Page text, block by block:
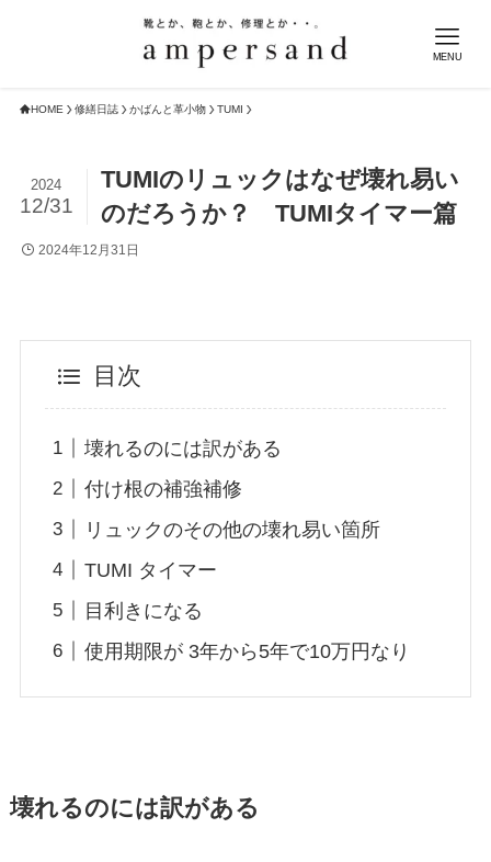
MENU
HOME 修繕日誌 かばんと革小物 TUMI
TUMIのリュックはなぜ壊れ易い
のだろうか？ TUMIタイマー篇
2024
12/31
2024年12月31日
目次
壊れるのには訳がある
付け根の補強補修
リュックのその他の壊れ易い箇所
TUMI タイマー
目利きになる
使用期限が 3年から5年で10万円なり
壊れるのには訳がある